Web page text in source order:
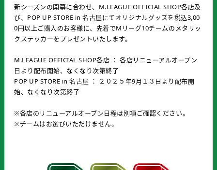
新シーズンの開幕に合わせ、M.LEAGUE OFFICIAL SHOP各店及
び、POP UP STORE in 名古屋にてオリジナルグッズを税込3,00
0円以上ご購入のお客様に、先着でMリーグ10チームのメタリッ
クステッカーをプレゼントいたします。
M.LEAGUE OFFICIAL SHOP各店 ： 各店リニューアルオープン
日より配布開始、なくなり次第終了
POP UP STORE in 名古屋 ： ２０２５年9月１３日より配布開
始、なくなり次第終了
※各店のリニューアルオープン日程は別項ご確認ください。
※チームはお選びいただけません。